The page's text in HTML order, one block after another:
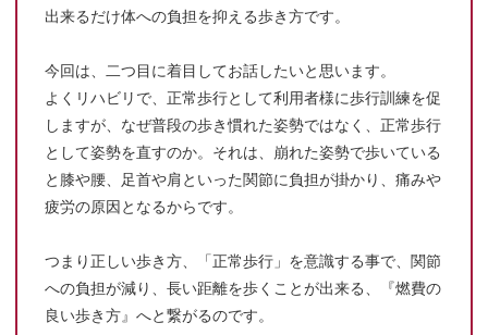
出来るだけ体への負担を抑える歩き方です。
今回は、二つ目に着目してお話したいと思います。
よくリハビリで、正常歩行として利用者様に歩行訓練を促
しますが、なぜ普段の歩き慣れた姿勢ではなく、正常歩行
として姿勢を直すのか。それは、崩れた姿勢で歩いている
と膝や腰、足首や肩といった関節に負担が掛かり、痛みや
疲労の原因となるからです。
つまり正しい歩き方、「正常歩行」を意識する事で、関節
への負担が減り、長い距離を歩くことが出来る、『燃費の
良い歩き方』へと繋がるのです。